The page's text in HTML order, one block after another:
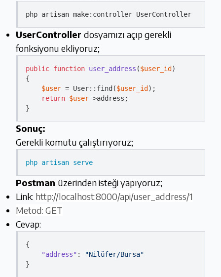
php artisan make
UserController dosyamızı açıp gerekli
fonksiyonu ekliyoruz;
public function user_address ($user_id
{
$user = User::find($user_id );
return $user->address;
Sonuç:
Gerekli komutu çalıştırıyoruz;
php artisan serve
Postman üzerinden isteği yapıyoruz;
Link: http://localhost:8000/api/user_address/1
Metod: GET
Cevap:
{
"address" :
"Nilüfer/Bursa"